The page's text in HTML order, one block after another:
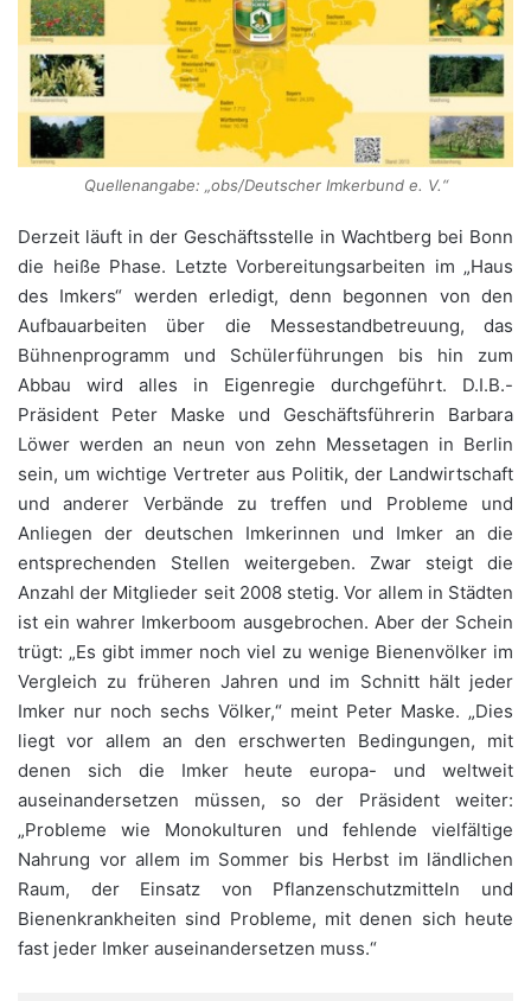
Quellenangabe: „obs/Deutscher Imkerbund e. V.“
Derzeit läuft in der Geschäftsstelle in Wachtberg bei Bonn
die heiße Phase. Letzte Vorbereitungsarbeiten im „Haus
des Imkers“ werden erledigt, denn begonnen von den
Aufbauarbeiten über die Messestandbetreuung, das
Bühnenprogramm und Schülerführungen bis hin zum
Abbau wird alles in Eigenregie durchgeführt. D.I.B.-
Präsident Peter Maske und Geschäftsführerin Barbara
Löwer werden an neun von zehn Messetagen in Berlin
sein, um wichtige Vertreter aus Politik, der Landwirtschaft
und anderer Verbände zu treffen und Probleme und
Anliegen der deutschen Imkerinnen und Imker an die
entsprechenden Stellen weitergeben. Zwar steigt die
Anzahl der Mitglieder seit 2008 stetig. Vor allem in Städten
ist ein wahrer Imkerboom ausgebrochen. Aber der Schein
trügt: „Es gibt immer noch viel zu wenige Bienenvölker im
Vergleich zu früheren Jahren und im Schnitt hält jeder
Imker nur noch sechs Völker,“ meint Peter Maske. „Dies
liegt vor allem an den erschwerten Bedingungen, mit
denen sich die Imker heute europa- und weltweit
auseinandersetzen müssen, so der Präsident weiter:
„Probleme wie Monokulturen und fehlende vielfältige
Nahrung vor allem im Sommer bis Herbst im ländlichen
Raum, der Einsatz von Pflanzenschutzmitteln und
Bienenkrankheiten sind Probleme, mit denen sich heute
fast jeder Imker auseinandersetzen muss.“